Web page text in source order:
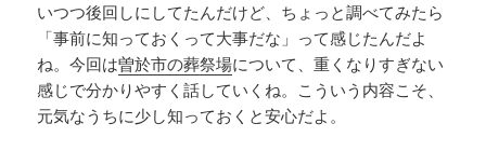
いつつ後回しにしてたんだけど、ちょっと調べてみたら
「事前に知っておくって大事だな」って感じたんだよ
ね。今回は曽於市の葬祭場について、重くなりすぎない
感じで分かりやすく話していくね。こういう内容こそ、
元気なうちに少し知っておくと安心だよ。